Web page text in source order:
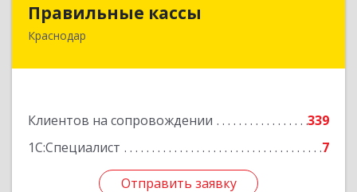
Правильные кассы
Краснодар
Клиентов на сопровождении
339
1С:Специалист
7
Отправить заявку
350075, Краснодарский край, Краснодар г, им
Отправить заявку